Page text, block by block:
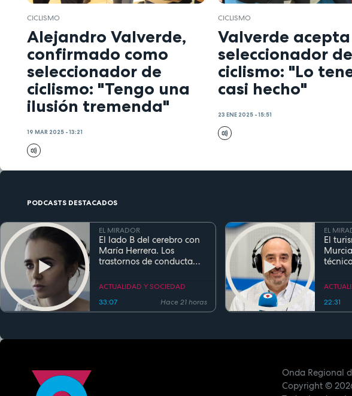
CICLISMO
Alejandro Valverde,
confirmado como
seleccionador de
ciclismo: "Tengo una
ilusión tremenda"
19 MAR 2025 - 13:21
CICLISMO
Valverde
seleccionador de
ciclismo: "Lo
casi hecho"
23 ENE 2025 - 15:51
PODCASTS DESTACADOS
EL MIRADOR
El lado B del cerebro con
María Herrera. Los
trastornos de conducta
ACTUALIDAD Y SOCIEDAD
33:07
Hace 21 horas
EL
El
90%
22:31
Onda Regional
Copyright©